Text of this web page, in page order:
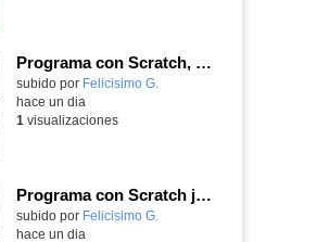
Programa con Scratch, 8 diferentes juegos para vivir la emoción de los partidos de España en el mundial 2026
Contenido educativo.
subido por Felicisimo G.
hace un dia
1 visualizaciones
Programa con Scratch juegos con los partidos del mundial 2026 ganados por España
Contenido educativo.
subido por Felicisimo G.
hace un dia